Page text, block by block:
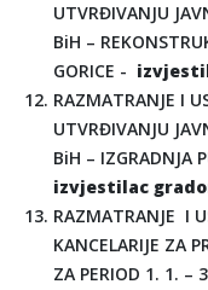
UTVRĐIVANJU
BiH –
GORICE -
RAZMATRANJE I
UTVRĐIVANJU
BiH – IZGRADNJA
izvjestilac
RAZMATRANJE I
KANCELARIJE ZA
ZA PERIOD 1. 1. –